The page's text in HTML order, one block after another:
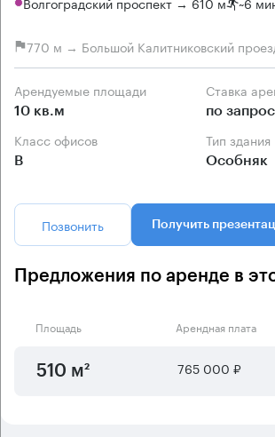
770 м → Большой Калитниковский
Арендуемые площади
10 кв.м
Ставка
по
Класс офисов
B
Тип здания
Особняк
Позвонить Получить
Предложения по аренде в
Площадь Арендная плата
510 м² 765 000 ₽